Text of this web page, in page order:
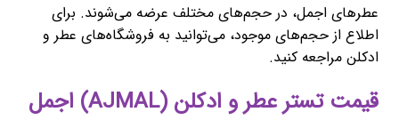
عطرهای اجمل، در حجم‌های مختلف عرضه می‌شوند. برای
اطلاع از حجم‌های موجود، می‌توانید به فروشگاه‌های عطر و
ادکلن مراجعه کنید.
قیمت تستر عطر و ادکلن (AJMAL) اجمل